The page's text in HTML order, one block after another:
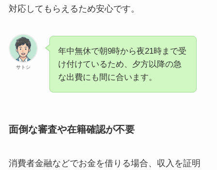
対応してもらえるため安心です。
サトシ
年中無休で朝9時から夜21時まで受
け付けているため、夕方以降の急
な出費にも間に合います。
面倒な審査や在籍確認が不要
消費者金融などでお金を借りる場合、収入を証明